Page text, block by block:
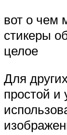
вот о чем
стикеры
целое
Для
простой и